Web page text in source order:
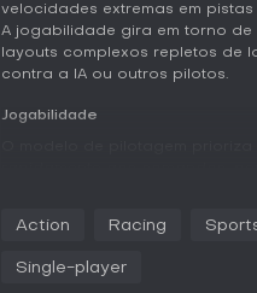
velocidades extremas em
A jogabilidade gira em torno
layouts complexos repletos de
contra a IA ou outros pilotos.
Jogabilidade
O sistema recompensa a
sensação de velocidade, com
Action Racing
Single-player